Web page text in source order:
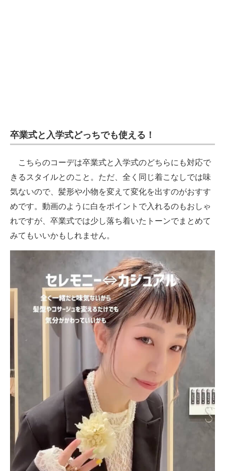
卒業式と入学式どっちでも使える！
こちらのコーデは卒業式と入学式のどちらにも対応で
きるスタイルとのこと。ただ、全く同じ着こなしでは味
気ないので、髪形や小物を変えて変化を出すのがおすす
めです。動画のように白をポイントで入れるのもおしゃ
れですが、卒業式では少し落ち着いたトーンでまとめて
みてもいいかもしれません。